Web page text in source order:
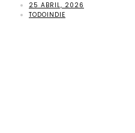
25 ABRIL, 2026
TODOINDIE